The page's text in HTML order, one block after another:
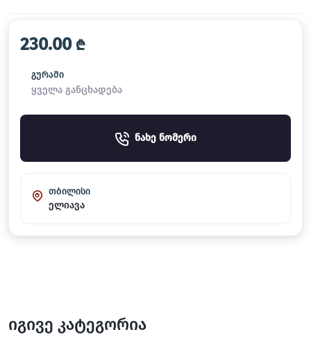
230.00 ₾
გურამი
ყველა განცხადება
ნახე ნომერი
თბილისი
ელიავა
იგივე კატეგორია